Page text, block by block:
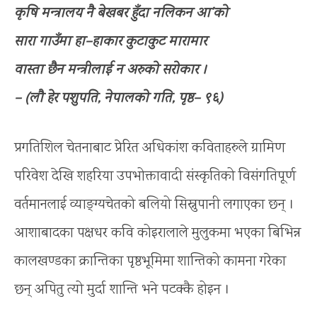
कृषि मन्त्रालय नै बेखबर हुँदा नलिकन आ’को
सारा गाउँमा हा–हाकार कुटाकुट मारामार
वास्ता छैन मन्त्रीलाई न अरुको सरोकार ।
– (लौ हेर पशुपति, नेपालको गति, पृष्ठ– ९६)
प्रगतिशिल चेतनाबाट प्रेरित अधिकांश कविताहरुले ग्रामिण
परिवेश देखि शहरिया उपभोक्तावादी संस्कृतिको विसंगतिपूर्ण
वर्तमानलाई व्याङ्ग्यचेतको बलियो सिस्नुपानी लगाएका छन् ।
आशाबादका पक्षधर कवि कोइरालाले मुलुकमा भएका बिभिन्न
कालखण्डका क्रान्तिका पृष्ठभूमिमा शान्तिको कामना गरेका
छन् अपितु त्यो मुर्दा शान्ति भने पटक्कै होइन ।